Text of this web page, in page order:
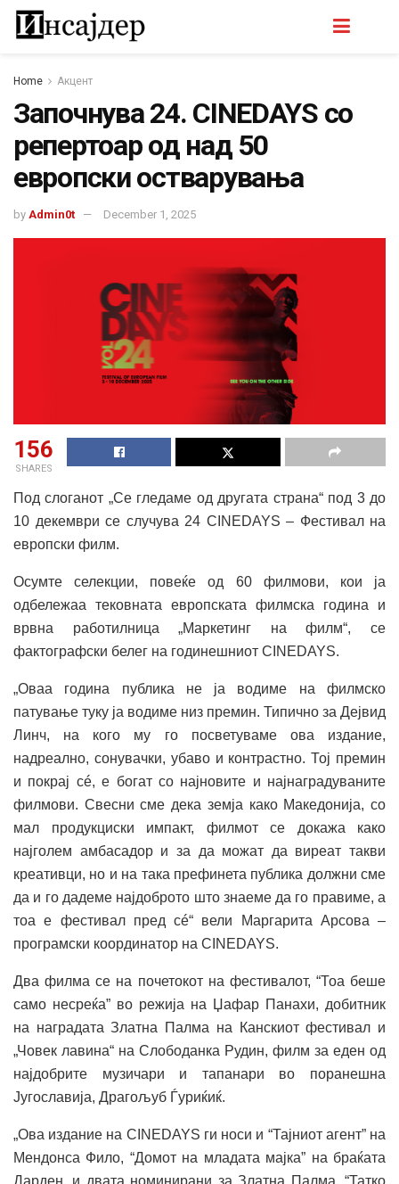
Home Акцент
Започнува 24. CINEDAYS со
репертоар од над 50
европски остварувања
by Admin0t December 1, 2025
156
SHARES
Под слоганот „Се гледаме од другата страна“ под 3 до
10 декември се случува 24 CINEDAYS – Фестивал на
европски филм.
Осумте селекции, повеќе од 60 филмови, кои ја
одбележаа тековната европската филмска година и
врвна работилница „Маркетинг на филм“, се
фактографски белег на годинешниот CINEDAYS.
„Оваа година публика не ја водиме на филмско
патување туку ја водиме низ премин. Типично за Дејвид
Линч, на кого му го посветуваме ова издание,
надреално, сонувачки, убаво и контрастно. Тој премин
и покрај сé, е богат со најновите и најнаградуваните
филмови. Свесни сме дека земја како Македонија, со
мал продукциски импакт, филмот се докажа како
најголем амбасадор и за да можат да виреат такви
креативци, но и на така префинета публика должни сме
да и го дадеме најдоброто што знаеме да го правиме, а
тоа е фестивал пред сé“ вели Маргарита Арсова –
програмски координатор на CINEDAYS.
Два филма се на почетокот на фестивалот, “Тоа беше
само несреќа” во режија на Џафар Панахи, добитник
на наградата Златна Палма на Канскиот фестивал и
„Човек лавина“ на Слободанка Рудин, филм за еден од
најдобрите музичари и тапанари во поранешна
Југославија, Драгољуб Ѓуриќиќ.
„Ова издание на CINEDAYS ги носи и “Тајниот агент” на
Мендонса Фило, “Домот на младата мајка” на браќата
Дарден, и двата номинирани за Златна Палма, “Татко